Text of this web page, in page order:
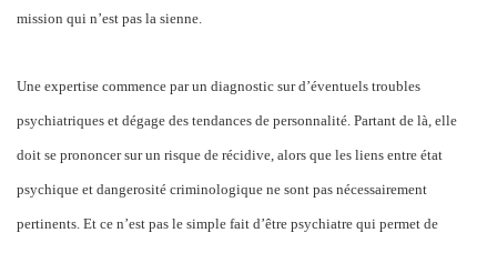
mission qui n’est pas la sienne.
Une expertise commence par un diagnostic sur d’éventuels troubles
psychiatriques et dégage des tendances de personnalité. Partant de là, elle
doit se prononcer sur un risque de récidive, alors que les liens entre état
psychique et dangerosité criminologique ne sont pas nécessairement
pertinents. Et ce n’est pas le simple fait d’être psychiatre qui permet de